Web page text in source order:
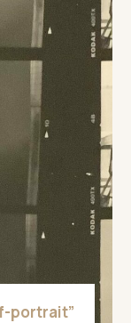
portrait”